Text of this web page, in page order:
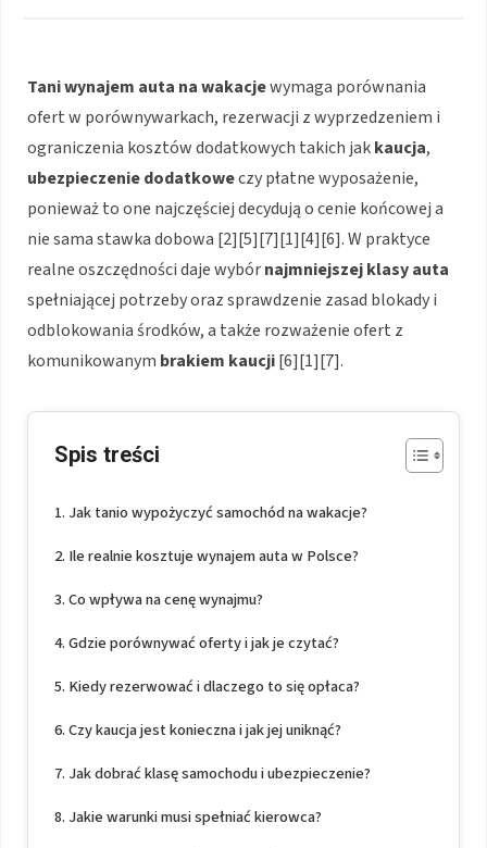
Tani wynajem auta na wakacjewymaga porównania
ofert w porównywarkach, rezerwacji z wyprzedzeniem i
ograniczenia kosztów dodatkowych takich jakkaucja,
ubezpieczenie dodatkoweczy płatne wyposażenie,
ponieważ to one najczęściej decydują o cenie końcowej a
nie sama stawka dobowa [2][5][7][1][4][6]. W praktyce
realne oszczędności daje wybórnajmniejszej klasy auta
spełniającej potrzeby oraz sprawdzenie zasad blokady i
odblokowania środków, a także rozważenie ofert z
komunikowanym brakiem kaucji[6][1][7].
Spis treści
Jak tanio wypożyczyć samochód na wakacje?
Ile realnie kosztuje wynajem auta w Polsce?
Co wpływa na cenę wynajmu?
Gdzie porównywać oferty i jak je czytać?
Kiedy rezerwować i dlaczego to się opłaca?
Czy kaucja jest konieczna i jak jej uniknąć?
Jak dobrać klasę samochodu i ubezpieczenie?
Jakie warunki musi spełniać kierowca?